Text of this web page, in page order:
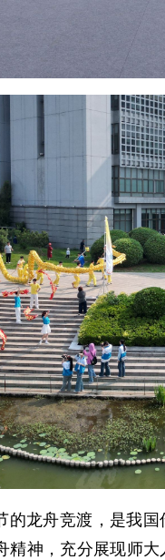
的龙舟竞渡，是我
精神，充分展现师